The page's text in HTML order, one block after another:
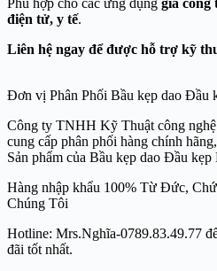
Phù hợp cho các ứng dụng gia công
điện tử, y tế.
Liên hệ ngay để được hỗ trợ kỹ
Đơn vị Phân Phối Bầu kẹp dao Đầu
Công ty TNHH Kỹ Thuật công
cung cấp phân phối hàng chính
Sản phẩm của Bầu kẹp dao Đầu
Hàng nhập khẩu 100% Từ Đức,
Chúng Tôi
Hotline: Mrs.Nghĩa-0789.83.49.77
đãi tốt nhất.